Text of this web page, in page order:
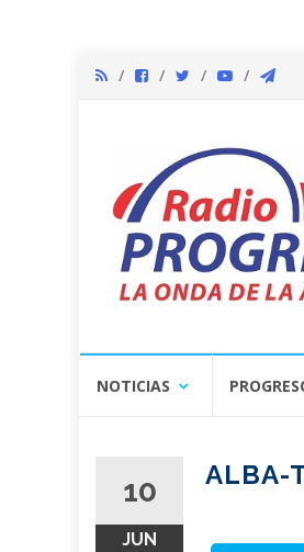
NOTICIAS
10
JUN
ALBA-